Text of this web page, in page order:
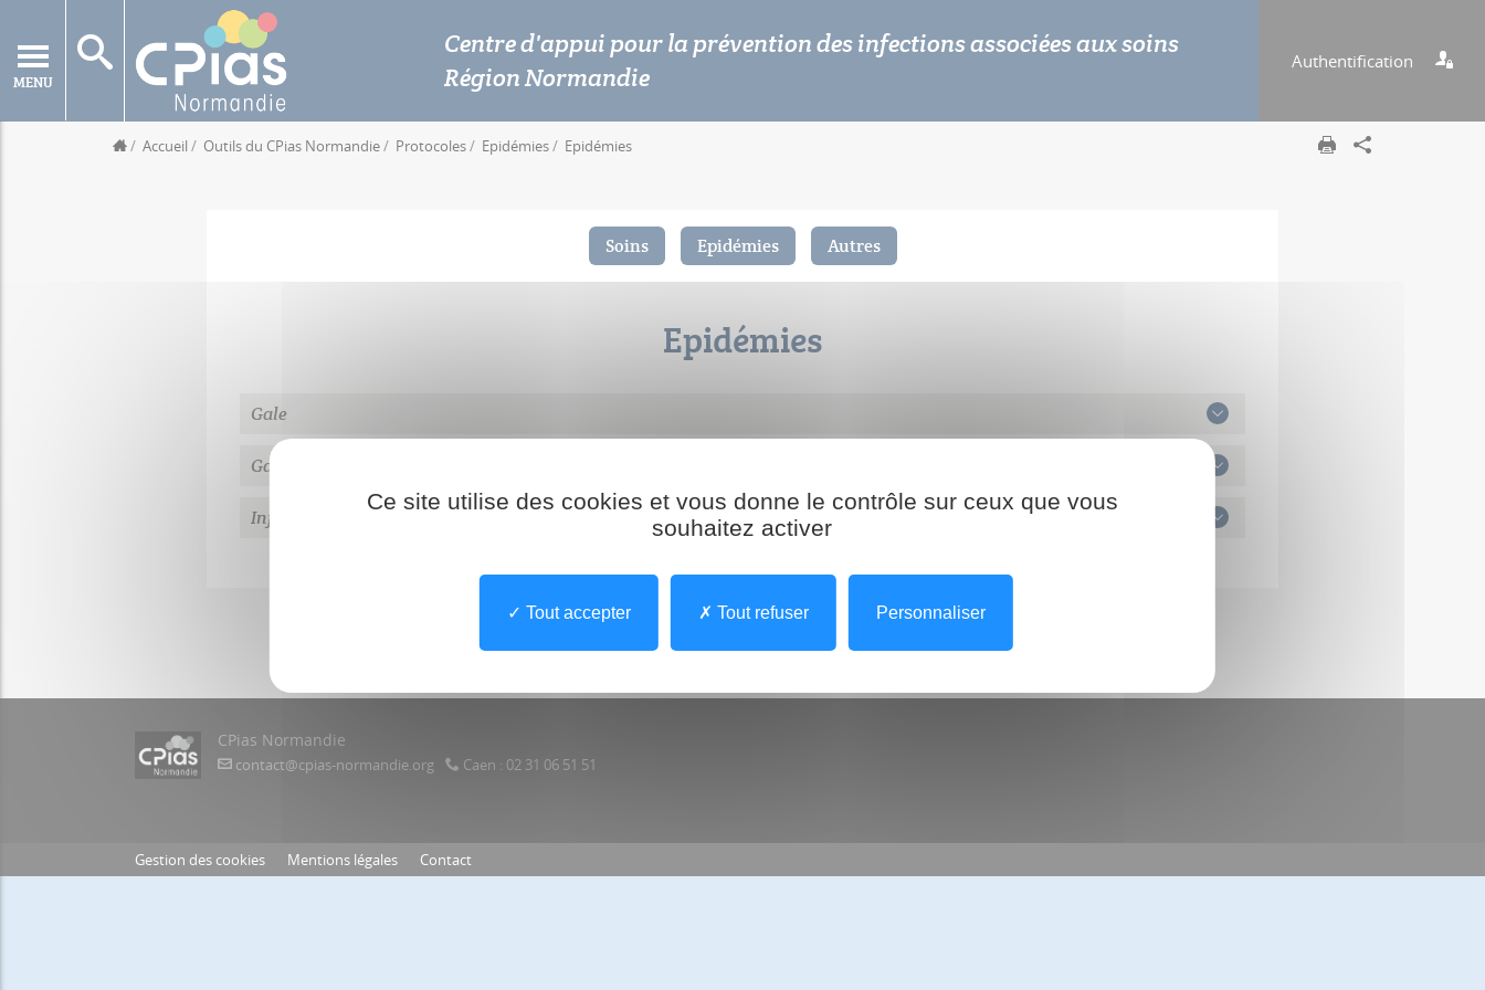
MENU
Authentification
Centre d'appui pour la prévention des infections associées aux soins
Région Normandie
Accueil Outils du CPias Normandie Protocoles Epidémies Epidémies
Soins Epidémies Autres
Epidémies
Gale
Gastro-entérites aiguës (GEA)
Infections respiratoires aiguës (IRA)
CPias Normandie
contact@cpias-normandie.org Caen : 02 31 06 51 51
Gestion des cookies Mentions légales Contact
Ce site utilise des cookies et vous donne le contrôle sur ceux que vous
souhaitez activer
Tout accepter Tout refuser Personnaliser